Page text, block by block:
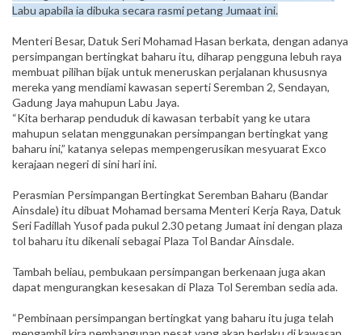
Labu apabila ia dibuka secara rasmi petang Jumaat ini.
Menteri Besar, Datuk Seri Mohamad Hasan berkata, dengan adanya
persimpangan bertingkat baharu itu, diharap pengguna lebuh raya
membuat pilihan bijak untuk meneruskan perjalanan khususnya
mereka yang mendiami kawasan seperti Seremban 2, Sendayan,
Gadung Jaya mahupun Labu Jaya.
“Kita berharap penduduk di kawasan terbabit yang ke utara
mahupun selatan menggunakan persimpangan bertingkat yang
baharu ini,” katanya selepas mempengerusikan mesyuarat Exco
kerajaan negeri di sini hari ini.
Perasmian Persimpangan Ber­tingkat Seremban Baharu (Bandar
Ainsdale) itu dibuat Mohamad bersama Menteri Kerja Raya, Datuk
Seri Fadillah Yusof pada pukul 2.30 petang Jumaat ini dengan plaza
tol baharu itu dikenali sebagai Plaza Tol Bandar Ainsdale.
Tambah beliau, pembukaan persimpangan berkenaan juga akan
dapat mengurangkan kesesakan di Plaza Tol Seremban sedia ada.
“Pembinaan persimpangan ber­tingkat yang baharu itu juga telah